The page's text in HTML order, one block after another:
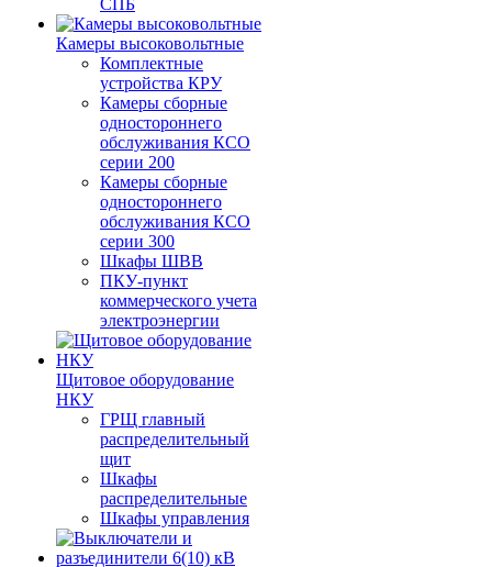
СПБ
Камеры высоковольтные
Комплектные
устройства КРУ
Камеры сборные
одностороннего
обслуживания КСО
серии 200
Камеры сборные
одностороннего
обслуживания КСО
серии 300
Шкафы ШВВ
ПКУ-пункт
коммерческого учета
электроэнергии
Щитовое оборудование
НКУ
ГРЩ главный
распределительный
щит
Шкафы
распределительные
Шкафы управления